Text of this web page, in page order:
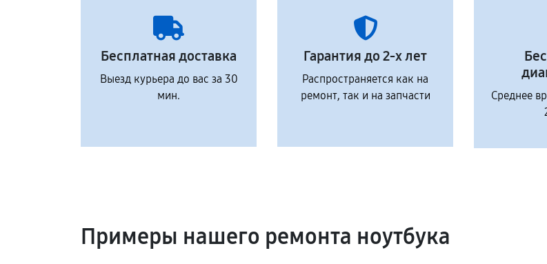
Бесплатная доставка
Выезд курьера до вас за 30
мин.
Гарантия до 2-х лет
Распространяется как на
ремонт, так и на запчасти
Среднее
Примеры нашего ремонта ноутбука